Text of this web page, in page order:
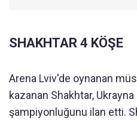
SHAKHTAR 4 KÖŞE
Arena Lviv'de oynanan
kazanan Shakhtar,
şampiyonluğunu ilan etti.